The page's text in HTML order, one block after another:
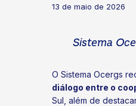
13 de maio de 2026
Sistema
O Sistema Ocergs
diálogo entre o
Sul, além de